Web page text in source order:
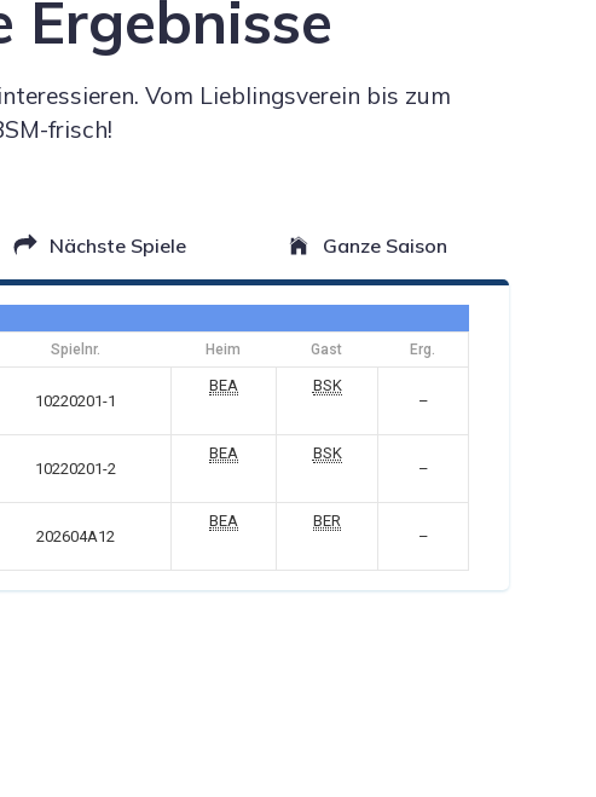
Ergebnisse
Vom Lieblingsverein bis zum
frisch!
Nächste Spiele Ganze Saison
Spielnr. Heim Gast Erg.
10220201-1
BEA
BSK
–
10220201-2
BEA
BSK
–
202604A12
BEA
BER
–